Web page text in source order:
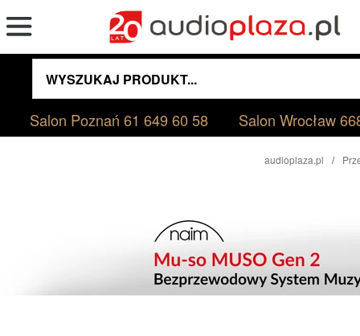
Salon Poznań61 649 60 58 Salon Wrocław
audioplaza.pl